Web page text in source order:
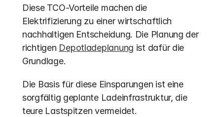
Diese TCO-Vorteile machen die
Elektrifizierung zu einer wirtschaftlich
nachhaltigen Entscheidung. Die Planung der
richtigen Depotladeplanung ist dafür die
Grundlage.
Die Basis für diese Einsparungen ist eine
sorgfältig geplante Ladeinfrastruktur, die
teure Lastspitzen vermeidet.